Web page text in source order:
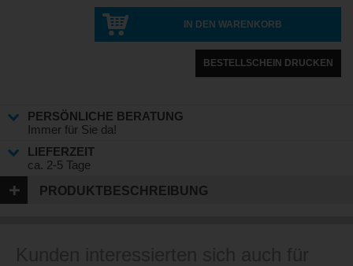
IN DEN WARENKORB
BESTELLSCHEIN DRUCKEN
PERSÖNLICHE BERATUNG
Immer für Sie da!
LIEFERZEIT
ca. 2-5 Tage
PRODUKTBESCHREIBUNG